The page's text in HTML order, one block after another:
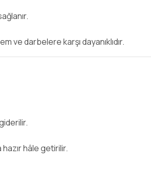
ve darbelere karşı dayanıklıdır.
hâle getirilir.